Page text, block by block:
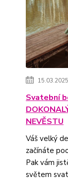
15.03.2025
Svatební
NEVĚSTU
Váš velký
začínáte
Pak vám
světem